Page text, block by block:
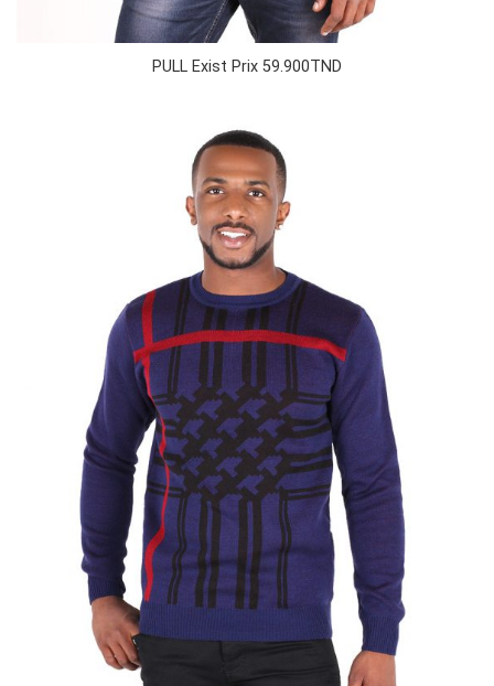
PULL Exist Prix 59.900TND